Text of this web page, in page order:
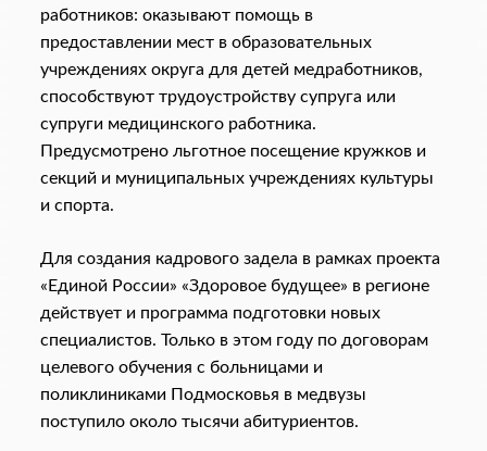
работников: оказывают помощь в
предоставлении мест в образовательных
учреждениях округа для детей медработников,
способствуют трудоустройству супруга или
супруги медицинского работника.
Предусмотрено льготное посещение кружков и
секций и муниципальных учреждениях культуры
и спорта.
Для создания кадрового задела в рамках проекта
«Единой России» «Здоровое будущее» в регионе
действует и программа подготовки новых
специалистов. Только в этом году по договорам
целевого обучения с больницами и
поликлиниками Подмосковья в медвузы
поступило около тысячи абитуриентов.